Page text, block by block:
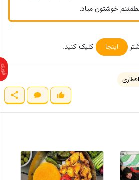
خوشتون میاد.
اینجا کلیک کنید.